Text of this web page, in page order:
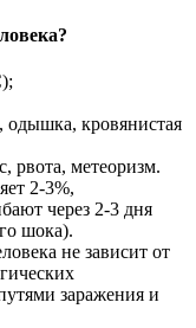
кровянистая
метеоризм.
2-3%,
через 2-3 дня
шока).
не зависит от
заражения и